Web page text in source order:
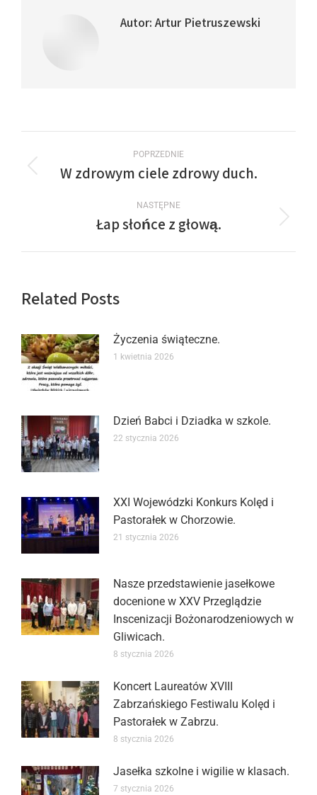
Autor: Artur Pietruszewski
POPRZEDNIE
W zdrowym ciele zdrowy duch.
NASTĘPNE
Łap słońce z głową.
Related Posts
Życzenia świąteczne.
1 kwietnia 2026
Dzień Babci i Dziadka w szkole.
22 stycznia 2026
XXI Wojewódzki Konkurs Kolęd i
Pastorałek w Chorzowie.
21 stycznia 2026
Nasze przedstawienie jasełkowe
docenione w XXV Przeglądzie
Inscenizacji Bożonarodzeniowych w
Gliwicach.
8 stycznia 2026
Koncert Laureatów XVIII
Zabrzańskiego Festiwalu Kolęd i
Pastorałek w Zabrzu.
8 stycznia 2026
Jasełka szkolne i wigilie w klasach.
7 stycznia 2026